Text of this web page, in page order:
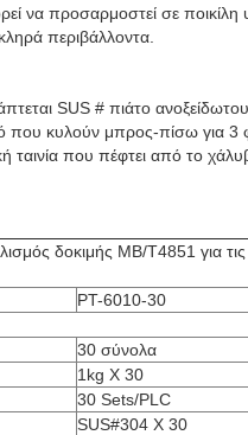
να προσαρμοστεί σε
περιβάλλοντα.
SUS # πιάτο
που κυλούν μπρος-πίσω για 3
που πέφτει από το
δοκιμής ΜΒ/T4851 για τις
PT-6010-30
30 σύνολα
1kg Χ 30
30 Sets/PLC
SUS#304 Χ 30